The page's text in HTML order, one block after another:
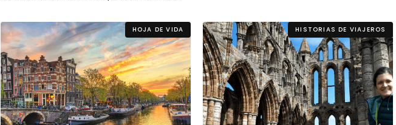
HOJA DE VIDA HISTORIAS DE VIAJEROS